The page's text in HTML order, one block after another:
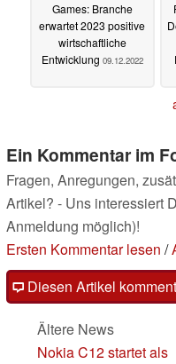
Games: Branche
erwartet 2023 positive
wirtschaftliche
Entwicklung 09.12.2022
Ein Kommentar im
Fragen, Anregungen,
Artikel? - Uns interessiert
Anmeldung möglich)!
Ersten Kommentar lesen /
Diesen Artikel
Ältere News
Nokia C12 startet als